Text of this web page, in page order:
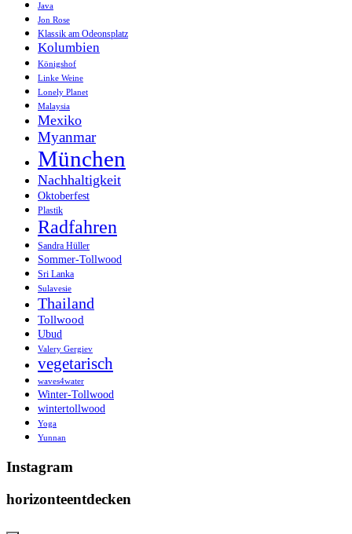
Java
Jon Rose
Klassik am Odeonsplatz
Kolumbien
Königshof
Linke Weine
Lonely Planet
Malaysia
Mexiko
Myanmar
München
Nachhaltigkeit
Oktoberfest
Plastik
Radfahren
Sandra Hüller
Sommer-Tollwood
Sri Lanka
Sulavesie
Thailand
Tollwood
Ubud
Valery Gergiev
vegetarisch
waves4water
Winter-Tollwood
wintertollwood
Yoga
Yunnan
Instagram
horizonteentdecken